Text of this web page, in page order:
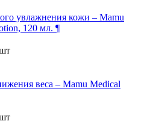
увлажнения кожи – Mamu
120 мл. ¶
веса – Mamu Medical